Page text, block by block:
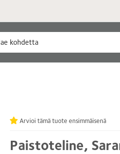
Paistoteline,
Arvioi tämä tuote ensimmäisenä